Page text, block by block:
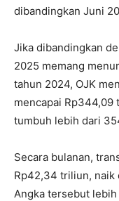
dibandingkan Juni
Jika dibandingkan
2025 memang
tahun 2024, OJK
mencapai Rp344,09
tumbuh lebih dari
Secara bulanan,
Rp42,34 triliun, naik
Angka tersebut